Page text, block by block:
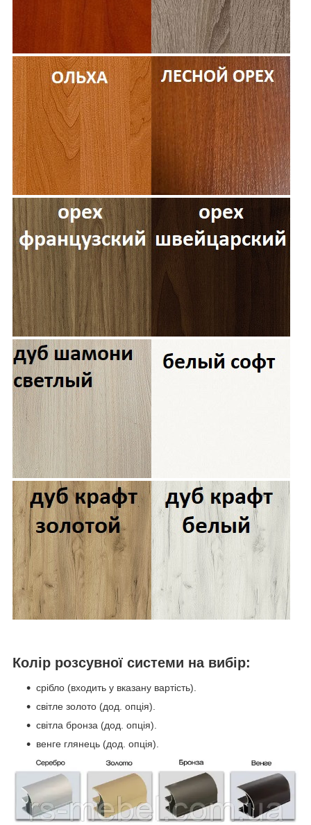
Колір розсувної системи на вибір:
срібло (входить у вказану вартість).
світле золото (дод. опція).
світла бронза (дод. опція).
венге глянець (дод. опція).